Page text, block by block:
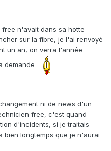
n'avait dans sa hotte
sur la fibre, je l'ai renvoyé
un an, on verra l'année
demande
ni de news d'un
free, c'est quand
d'incidents, si je traitais
bien longtemps que je n'aurai